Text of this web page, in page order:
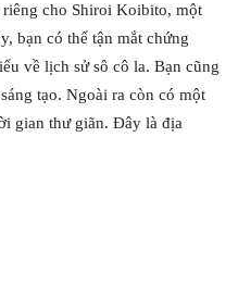
cho Shiroi Koibito, một
bạn có thể tận mắt chứng
về lịch sử sô cô la. Bạn cũng
tạo. Ngoài ra còn có một
gian thư giãn. Đây là địa